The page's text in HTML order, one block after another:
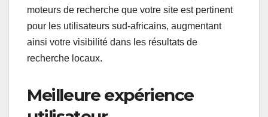
moteurs de recherche que votre site est pertinent
pour les utilisateurs sud-africains, augmentant
ainsi votre visibilité dans les résultats de
recherche locaux.
Meilleure expérience